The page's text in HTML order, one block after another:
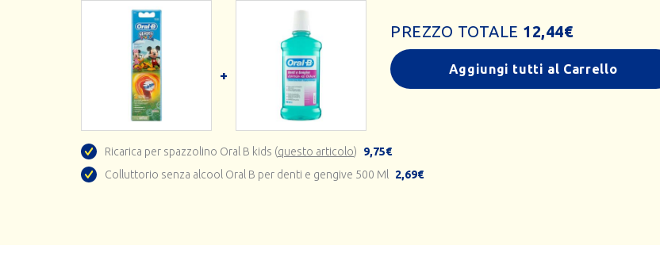
PREZZO TOTALE 12,44€
Aggiungi tutti al Carrello
Ricarica per spazzolino Oral B kids (questo articolo)
9,75€
Colluttorio senza alcool Oral B per denti e gengive 500 Ml
2,69€